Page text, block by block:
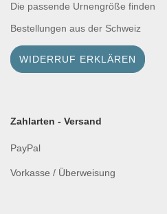
Die passende Urnengröße finden
Bestellungen aus der Schweiz
WIDERRUF ERKLÄREN
Zahlarten - Versand
PayPal
Vorkasse / Überweisung